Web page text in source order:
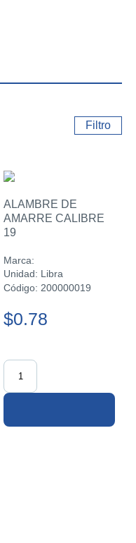
Filtro
ALAMBRE DE
AMARRE CALIBRE
19
Marca:
Unidad: Libra
Código: 200000019
$0.78